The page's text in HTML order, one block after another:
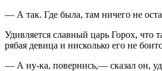
— А так. Где была, там ничего не
Удивляется славный царь Горох, что
рябая девица и нисколько его не
— А ну-ка, повернись,— сказал он,